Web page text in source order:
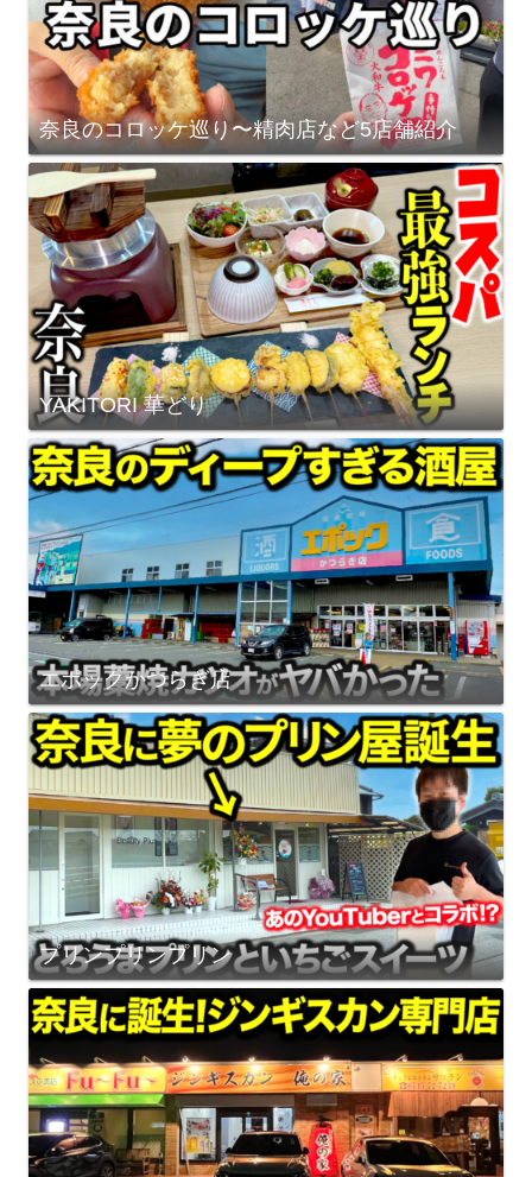
奈良のコロッケ巡り〜精肉店など5店舗紹介
YAKITORI 華どり
エポックかつらぎ店
プリンプリンプリン